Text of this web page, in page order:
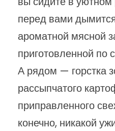
перед вами
ароматной мясной
приготовленной по
А рядом — горстка
рассыпчатого
приправленного
конечно, никакой